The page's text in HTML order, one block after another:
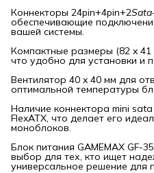
Коннекторы 24pin+4pin+2
обеспечивающие
вашей системы.
Компактные размеры (82 x 41
что удобно для установки и
Вентилятор 40 x 40 мм для
оптимальной температуры
Наличие коннектора mini
FlexATX, что делает его
моноблоков.
Блок питания GAMEMAX GF-
выбор для тех, кто ищет
универсальное решение для